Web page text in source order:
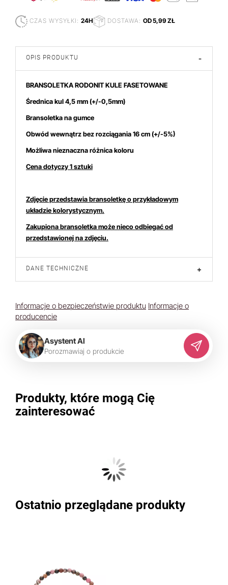
CZAS WYSYŁKI: 24H DOSTAWA: OD 5,99 ZŁ
OPIS PRODUKTU -
BRANSOLETKA RODONIT KULE FASETOWANE
Średnica kul 4,5 mm(+/-0,5mm)
Bransoletka na gumce
Obwód wewnątrz bez rozciągania 16 cm (+/-5%)
Możliwa nieznaczna różnica koloru
Cena dotyczy 1 sztuki
Zdjęcie przedstawia bransoletkę o przykładowym
układzie kolorystycznym.
Zakupiona bransoletka może nieco odbiegać od
przedstawionej na zdjęciu.
DANE TECHNICZNE +
Informacje o bezpieczeństwie produktu Informacje o
producencie
Asystent AI
Porozmawiaj o produkcie
Produkty, które mogą Cię
zainteresować
Ostatnio przeglądane produkty